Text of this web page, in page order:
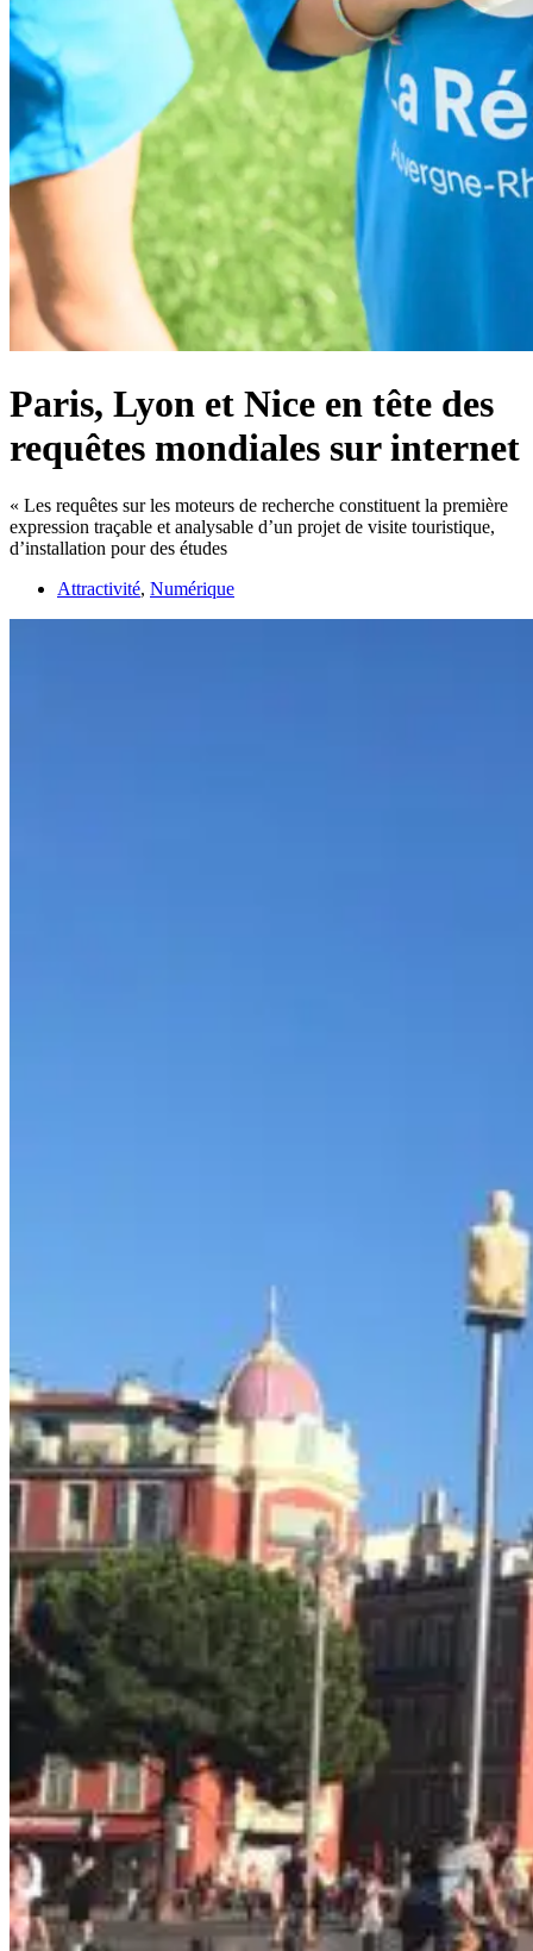
Paris, Lyon et Nice en tête des
requêtes mondiales sur internet
« Les requêtes sur les moteurs de recherche constituent la première
expression traçable et analysable d’un projet de visite touristique,
d’installation pour des études
Attractivité, Numérique